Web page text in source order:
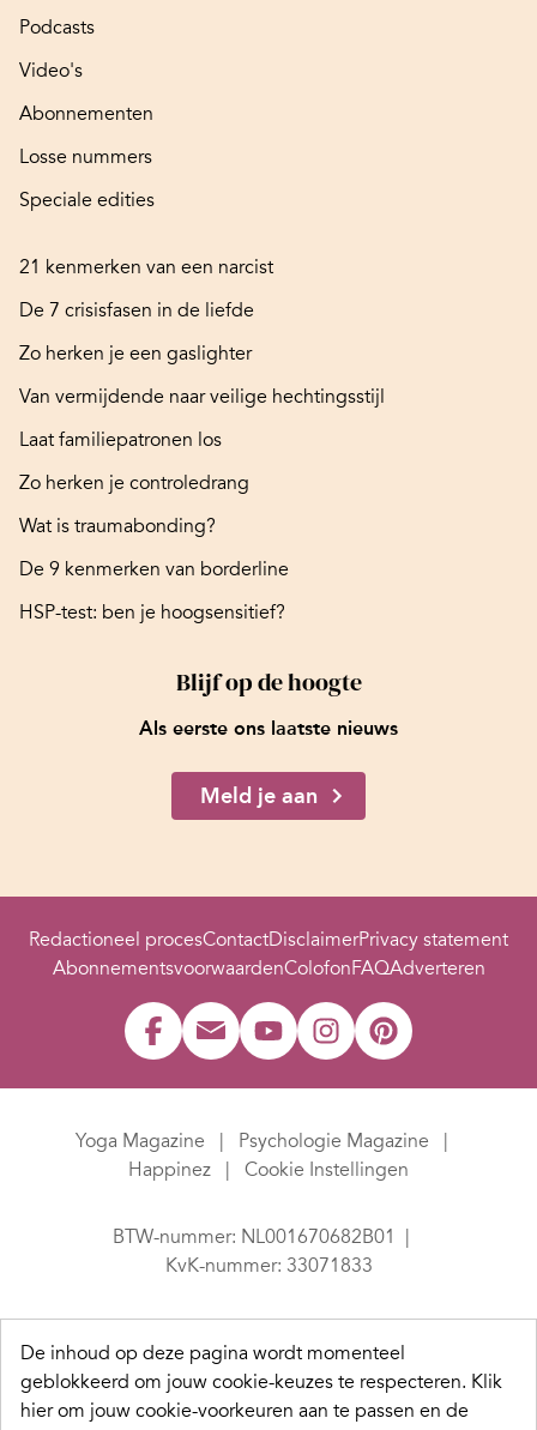
Podcasts
Video's
Abonnementen
Losse nummers
Speciale edities
21 kenmerken van een narcist
De 7 crisisfasen in de liefde
Zo herken je een gaslighter
Van vermijdende naar veilige hechtingsstijl
Laat familiepatronen los
Zo herken je controledrang
Wat is traumabonding?
De 9 kenmerken van borderline
HSP-test: ben je hoogsensitief?
Blijf op de hoogte
Als eerste ons laatste nieuws
Meld je aan
Redactioneel procesContactDisclaimerPrivacy statement
AbonnementsvoorwaardenColofonFAQAdverteren
Yoga Magazine
Psychologie Magazine
Happinez
Cookie Instellingen
BTW-nummer: NL001670682B01
KvK-nummer: 33071833
De inhoud op deze pagina wordt momenteel
geblokkeerd om jouw cookie-keuzes te respecteren. Klik
hier om jouw cookie-voorkeuren aan te passen en de